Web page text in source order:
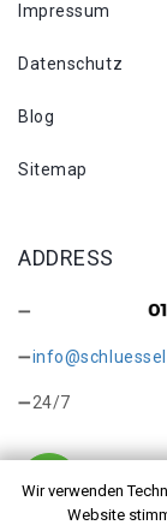
Wir verwenden
Website
Impressum
Datenschutz
Blog
Sitemap
ADDRESS
24/7